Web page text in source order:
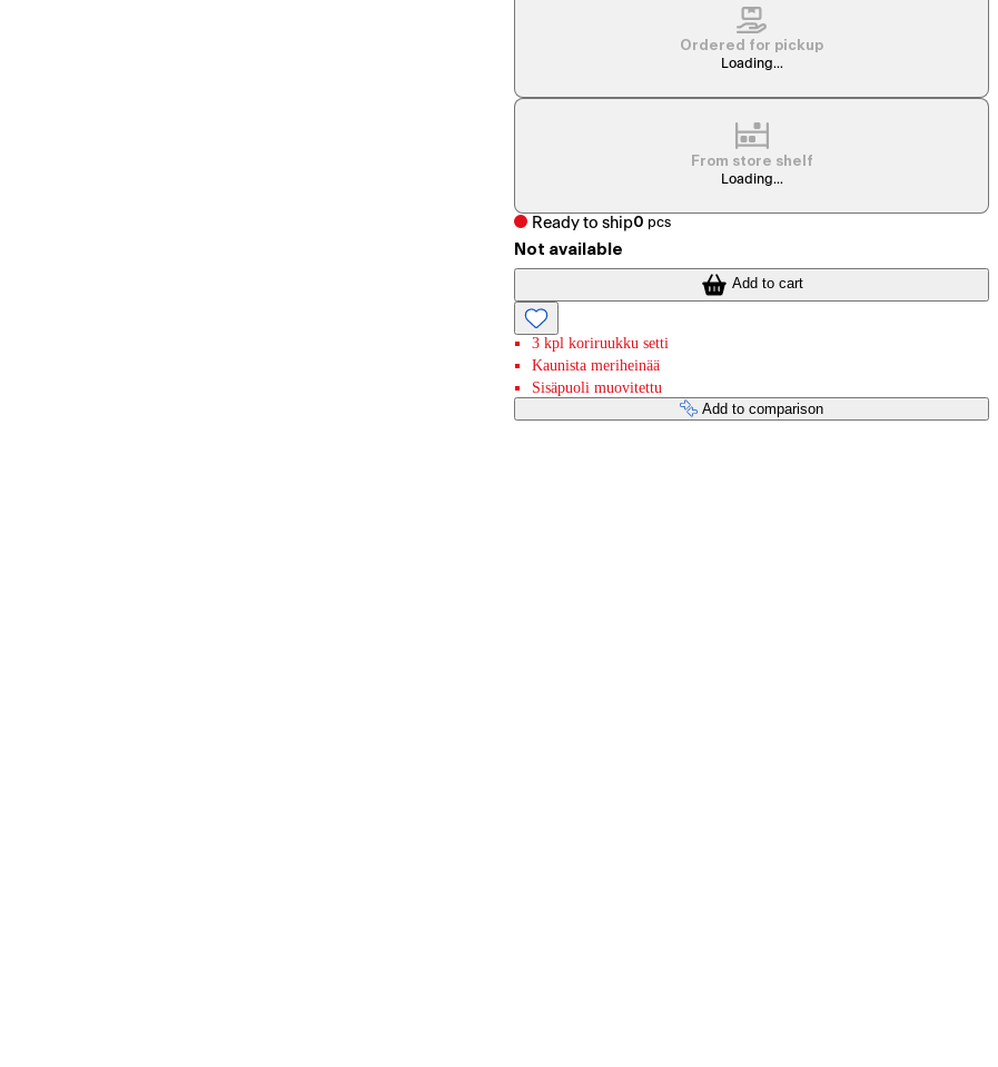
Ordered for pickup
Loading...
From store shelf
Loading...
Ready to ship0 pcs
Not available
Add to cart
3 kpl koriruukku setti
Kaunista meriheinää
Sisäpuoli muovitettu
Add to comparison